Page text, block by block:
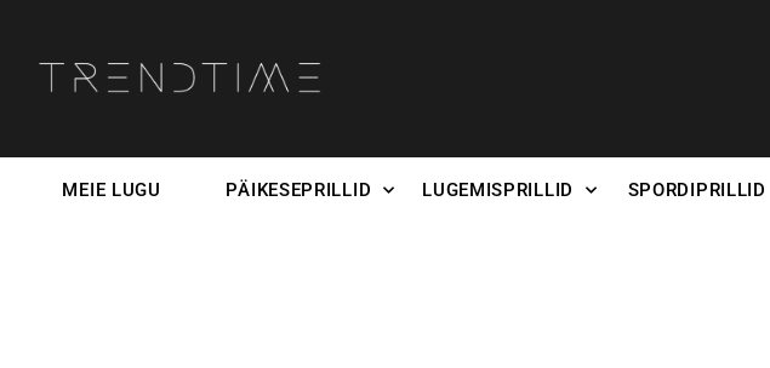
MEIE LUGU PÄIKESEPRILLID LUGEMISPRILLID SPORDIPRILLID